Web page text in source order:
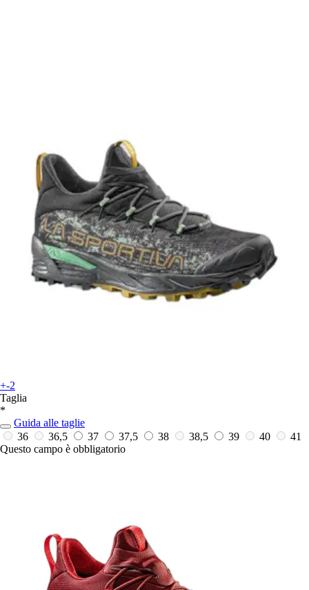
+-2
Taglia
*
Guida alle taglie
36
36,5 37 37,5 38 38,5 39 40
41
Questo campo è obbligatorio